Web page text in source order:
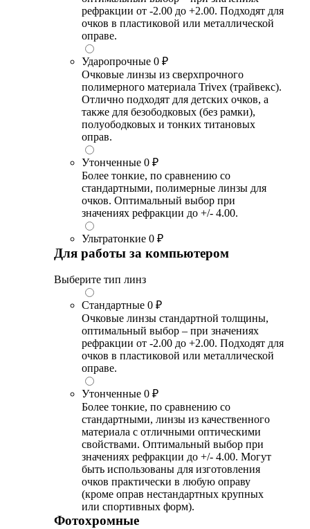
рефракции от -2.00 до +2.00. Подходят для
очков в пластиковой или металлической
оправе.
Ударопрочные 0 ₽
Очковые линзы из сверхпрочного
полимерного материала Trivex (трайвекс).
Отлично подходят для детских очков, а
также для безободковых (без рамки),
полуободковых и тонких титановых
оправ.
Утонченные 0 ₽
Более тонкие, по сравнению со
стандартными, полимерные линзы для
очков. Оптимальный выбор при
значениях рефракции до +/- 4.00.
Ультратонкие 0 ₽
Для работы за компьютером
Выберите тип линз
Стандартные 0 ₽
Очковые линзы стандартной толщины,
оптимальный выбор – при значениях
рефракции от -2.00 до +2.00. Подходят для
очков в пластиковой или металлической
оправе.
Утонченные 0 ₽
Более тонкие, по сравнению со
стандартными, линзы из качественного
материала с отличными оптическими
свойствами. Оптимальный выбор при
значениях рефракции до +/- 4.00. Могут
быть использованы для изготовления
очков практически в любую оправу
(кроме оправ нестандартных крупных
или спортивных форм).
Фотохромные